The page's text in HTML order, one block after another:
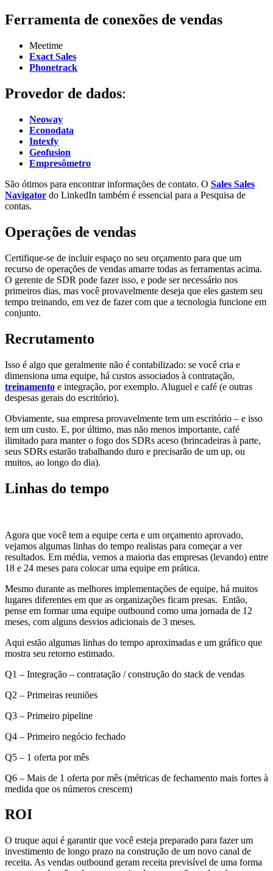
Ferramenta de conexões de vendas
Meetime
Exact Sales
Phonetrack
Provedor de dados:
Neoway
Econodata
Intexfy
Geofusion
Empresômetro
São ótimos para encontrar informações de contato. O Sales Sales
Navigator do LinkedIn também é essencial para a Pesquisa de
contas.
Operações de vendas
Certifique-se de incluir espaço no seu orçamento para que um
recurso de operações de vendas amarre todas as ferramentas acima.
O gerente de SDR pode fazer isso, e pode ser necessário nos
primeiros dias, mas você provavelmente deseja que eles gastem seu
tempo treinando, em vez de fazer com que a tecnologia funcione em
conjunto.
Recrutamento
Isso é algo que geralmente não é contabilizado: se você cria e
dimensiona uma equipe, há custos associados à contratação,
treinamento e integração, por exemplo. Aluguel e café (e outras
despesas gerais do escritório).
Obviamente, sua empresa provavelmente tem um escritório – e isso
tem um custo. E, por último, mas não menos importante, café
ilimitado para manter o fogo dos SDRs aceso (brincadeiras à parte,
seus SDRs estarão trabalhando duro e precisarão de um up, ou
muitos, ao longo do dia).
Linhas do tempo
Agora que você tem a equipe certa e um orçamento aprovado,
vejamos algumas linhas do tempo realistas para começar a ver
resultados. Em média, vemos a maioria das empresas (levando) entre
18 e 24 meses para colocar uma equipe em prática.
Mesmo durante as melhores implementações de equipe, há muitos
lugares diferentes em que as organizações ficam presas. Então,
pense em formar uma equipe outbound como uma jornada de 12
meses, com alguns desvios adicionais de 3 meses.
Aqui estão algumas linhas do tempo aproximadas e um gráfico que
mostra seu retorno estimado.
Q1 – Integração – contratação / construção do stack de vendas
Q2 – Primeiras reuniões
Q3 – Primeiro pipeline
Q4 – Primeiro negócio fechado
Q5 – 1 oferta por mês
Q6 – Mais de 1 oferta por mês (métricas de fechamento mais fortes à
medida que os números crescem)
ROI
O truque aqui é garantir que você esteja preparado para fazer um
investimento de longo prazo na construção de um novo canal de
receita. As vendas outbound geram receita previsível de uma forma